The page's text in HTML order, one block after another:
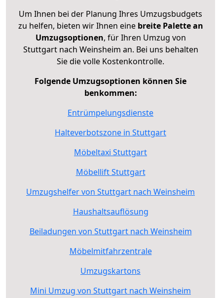
Um Ihnen bei der Planung Ihres Umzugsbudgets
zu helfen, bieten wir Ihnen eine breite Palette an
Umzugsoptionen, für Ihren Umzug von
Stuttgart nach Weinsheim an. Bei uns behalten
Sie die volle Kostenkontrolle.
Folgende Umzugsoptionen können Sie
benkommen:
Entrümpelungsdienste
Halteverbotszone in Stuttgart
Möbeltaxi Stuttgart
Möbellift Stuttgart
Umzugshelfer von Stuttgart nach Weinsheim
Haushaltsauflösung
Beiladungen von Stuttgart nach Weinsheim
Möbelmitfahrzentrale
Umzugskartons
Mini Umzug von Stuttgart nach Weinsheim